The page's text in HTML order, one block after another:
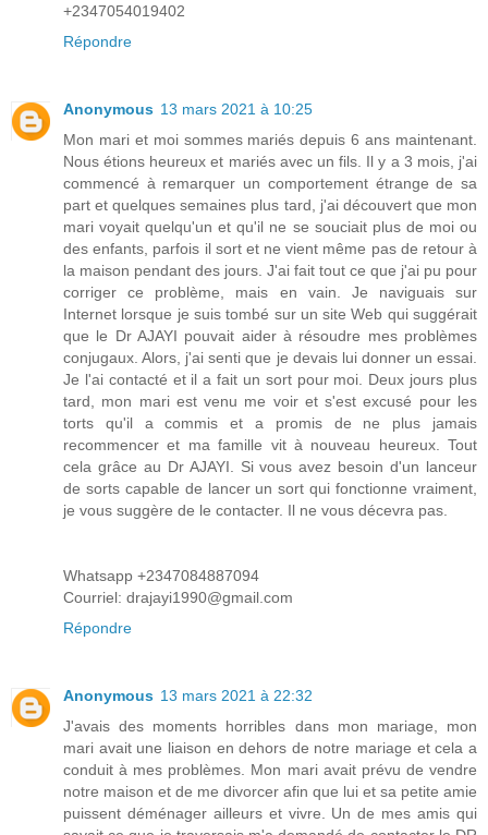
+2347054019402
Répondre
Anonymous 13 mars 2021 à 10:25
Mon mari et moi sommes mariés depuis 6 ans maintenant.
Nous étions heureux et mariés avec un fils. Il y a 3 mois, j'ai
commencé à remarquer un comportement étrange de sa
part et quelques semaines plus tard, j'ai découvert que mon
mari voyait quelqu'un et qu'il ne se souciait plus de moi ou
des enfants, parfois il sort et ne vient même pas de retour à
la maison pendant des jours. J'ai fait tout ce que j'ai pu pour
corriger ce problème, mais en vain. Je naviguais sur
Internet lorsque je suis tombé sur un site Web qui suggérait
que le Dr AJAYI pouvait aider à résoudre mes problèmes
conjugaux. Alors, j'ai senti que je devais lui donner un essai.
Je l'ai contacté et il a fait un sort pour moi. Deux jours plus
tard, mon mari est venu me voir et s'est excusé pour les
torts qu'il a commis et a promis de ne plus jamais
recommencer et ma famille vit à nouveau heureux. Tout
cela grâce au Dr AJAYI. Si vous avez besoin d'un lanceur
de sorts capable de lancer un sort qui fonctionne vraiment,
je vous suggère de le contacter. Il ne vous décevra pas.
Whatsapp +2347084887094
Courriel: drajayi1990@gmail.com
Répondre
Anonymous 13 mars 2021 à 22:32
J'avais des moments horribles dans mon mariage, mon
mari avait une liaison en dehors de notre mariage et cela a
conduit à mes problèmes. Mon mari avait prévu de vendre
notre maison et de me divorcer afin que lui et sa petite amie
puissent déménager ailleurs et vivre. Un de mes amis qui